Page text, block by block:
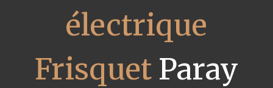
électrique
FrisquetParay